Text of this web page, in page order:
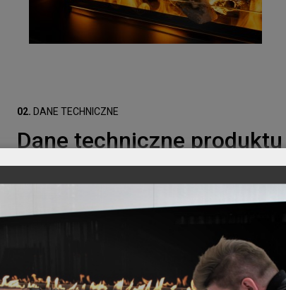
02. DANE TECHNICZNE
Dane techniczne produktu
03.DANE TECHNICZNE